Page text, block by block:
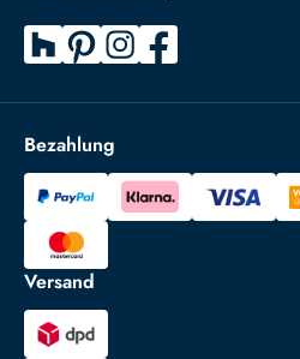
Bezahlung
Versand